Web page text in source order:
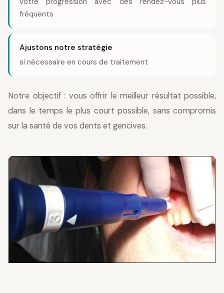
fréquents
Ajustons notre stratégie
si nécessaire en cours de traitement
Notre objectif : vous offrir le meilleur résultat possible,
dans le temps le plus court possible, sans compromis
sur la santé de vos dents et gencives.